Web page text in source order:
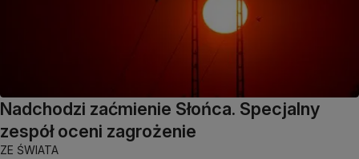
Nadchodzi zaćmienie Słońca. Specjalny
zespół oceni zagrożenie
ZE ŚWIATA